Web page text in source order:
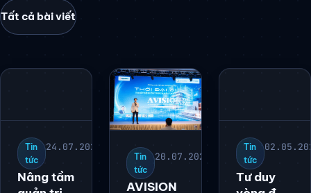
Tất cả bài viết
Tin
tức
24.07.2026
Nâng tầm
Tin
tức
20.07.2026
AVISION